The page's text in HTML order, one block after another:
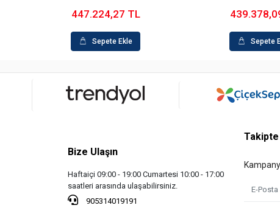
447.224,27 TL
Sepete Ekle Sepete
Bize Ulaşın
Haftaiçi 09:00 - 19:00 Cumartesi 10:00 - 17:00
saatleri arasında ulaşabilirsiniz.
905314019191
Takipte